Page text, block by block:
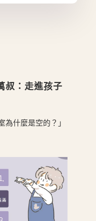
叔：走進孩子
為什麼是空的？」